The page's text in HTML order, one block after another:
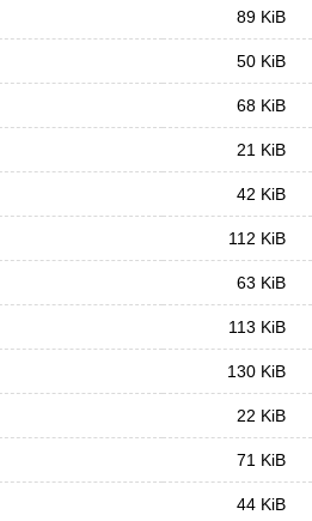
89 KiB
50 KiB
68 KiB
21 KiB
42 KiB
112 KiB
63 KiB
113 KiB
130 KiB
22 KiB
71 KiB
44 KiB